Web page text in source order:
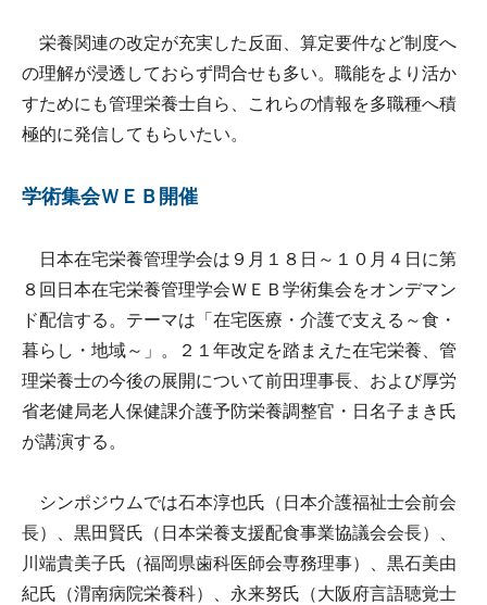
栄養関連の改定が充実した反面、算定要件など制度へ
の理解が浸透しておらず問合せも多い。職能をより活か
すためにも管理栄養士自ら、これらの情報を多職種へ積
極的に発信してもらいたい。
学術集会ＷＥＢ開催
日本在宅栄養管理学会は９月１８日～１０月４日に第
８回日本在宅栄養管理学会ＷＥＢ学術集会をオンデマン
ド配信する。テーマは「在宅医療・介護で支える～食・
暮らし・地域～」。２１年改定を踏まえた在宅栄養、管
理栄養士の今後の展開について前田理事長、および厚労
省老健局老人保健課介護予防栄養調整官・日名子まき氏
が講演する。
シンポジウムでは石本淳也氏（日本介護福祉士会前会
長）、黒田賢氏（日本栄養支援配食事業協議会会長）、
川端貴美子氏（福岡県歯科医師会専務理事）、黒石美由
紀氏（渭南病院栄養科）、永来努氏（大阪府言語聴覚士